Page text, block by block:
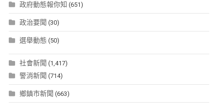
政府動態報你知 (651)
政治要聞 (30)
選舉動態 (50)
社會新聞 (1,417)
警消新聞 (714)
鄉鎮市新聞 (663)